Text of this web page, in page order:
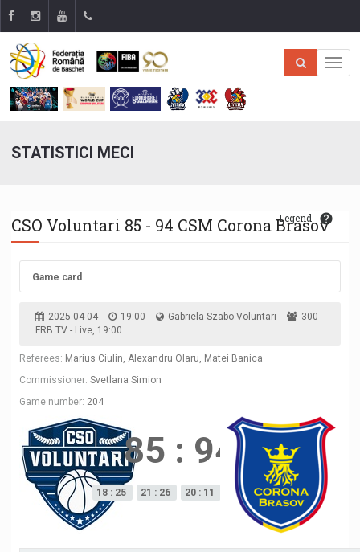
STATISTICI MECI
CSO Voluntari 85 - 94 CSM Corona Brasov
Legend
Game card
2025-04-04 19:00 Gabriela Szabo Voluntari
300
FRB TV - Live, 19:00
Referees: Marius Ciulin, Alexandru Olaru, Matei Banica
Commissioner: Svetlana Simion
Game number: 204
85 : 94
18 : 25 21 : 26 20 : 11 26 : 32